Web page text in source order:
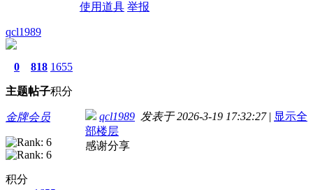
使用道具 举报
qcl1989
0
主题
818
帖子
1655
积分
金牌会员
积分
qcl1989 发表于 2026-3-19 17:32:27 | 显示全
部楼层
感谢分享